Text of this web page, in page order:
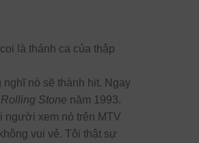
là thánh ca của thập
nó sẽ thành hit. Ngay
Rolling Stone năm 1993.
người xem nó trên MTV
vui vẻ. Tôi thật sự